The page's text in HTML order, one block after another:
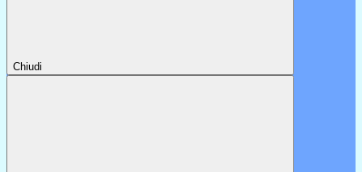
Chiudi